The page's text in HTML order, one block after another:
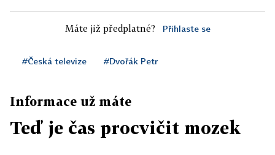
Máte již předplatné? Přihlaste se
#Česká televize #Dvořák Petr
Informace už máte
Teď je čas procvičit mozek